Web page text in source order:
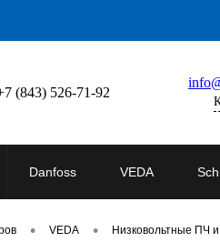
(843) 526-71-92
Danfoss VEDA
• VEDA • Низковольтные ПЧ